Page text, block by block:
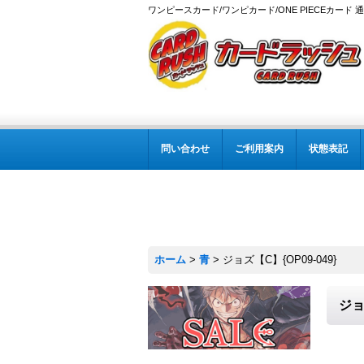
ワンピースカード/ワンピカード/ONE PIECEカード
問い合わせ ご利用案内 状態表記
ホーム > 青 > ジョズ【C】{OP09-049}
ジ